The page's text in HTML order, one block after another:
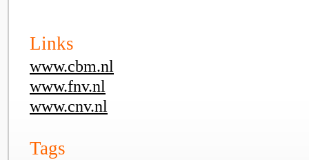
Links
www.cbm.nl
www.fnv.nl
www.cnv.nl
Tags